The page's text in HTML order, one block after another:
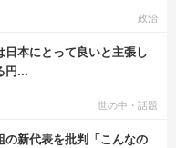
政治
本にとって良いと主張し
円...
世の中・話題
新代表を批判「こんなの